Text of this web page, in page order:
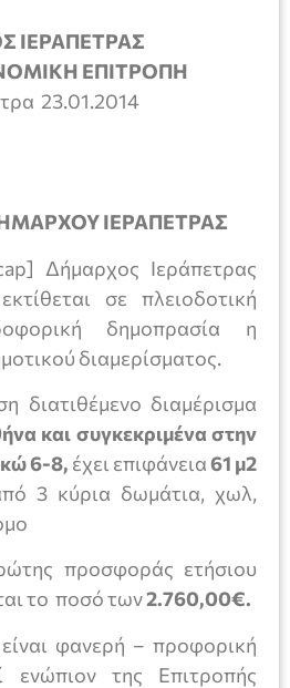
ΙΕΡΑΠΕΤΡΑΣ
ΕΠΙΤΡΟΠΗ
23.01.2014
ΙΕΡΑΠΕΤΡΑΣ
Δήμαρχος Ιεράπετρας
σε πλειοδοτική
δημοπρασία η
διαμερίσματος.
διατιθέµενο διαµέρισµα
και συγκεκριµένα στην
6-8, έχει επιφάνεια61 µ2
3 κύρια δωµάτια, χωλ,
προσφοράς ετήσιου
το ποσό των2.760,00€.
φανερή – προφορική
ενώπιον της Επιτροπής